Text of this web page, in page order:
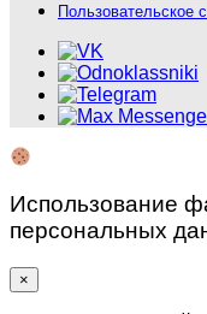
Пользовательское
Использование
персональных
×